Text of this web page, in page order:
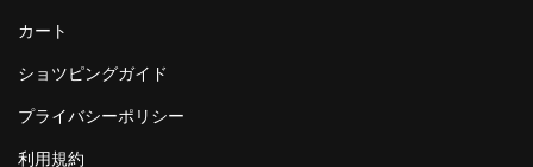
カート
ショツピングガイド
プライバシーポリシー
利用規約